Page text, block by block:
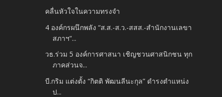
คลื่นหัวใจในความทรงจำ
4 องค์กรผนึกพลัง “ส.ส.-ส.ว.-สสส.-สำนักงานเลขา
สภาฯ“...
วธ.ร่วม 5 องค์การศาสนา เชิญชวนศาสนิกชน ทุก
ภาคส่วนจ...
บี.กริม แต่งตั้ง “กิตติ พัฒนลีนะกุล” ดำรงตำแหน่ง
ป...